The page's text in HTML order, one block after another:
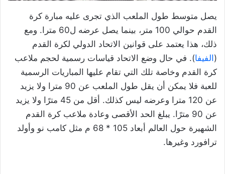
يصل متوسط ​​طول الملعب الذي تجرى عليه مبارة كرة
القدم حوالي 100 متر، بينما يصل عرضه ل60 مترا. ومع
ذلك، هذا يعتمد على قوانين الاتحاد الدولي لكرة القدم
( الفيفا). في حال وضع الاتحاد قياسات رسمية لحجم ملاعب
كرة القدم وخاصة تلك التي تقام عليها المباريات الرسمية
للعبة فلا يمكن أن يقل طول الملعب عن 90 مترا ولا يزيد
عن 120 مترا وعرضه ليس كذلك. أقل من 45 مترًا ولا يزيد
عن 90 مترًا. يبلغ الحد الأقصى وعادة ملاعب كرة القدم
الشهيرة حول العالم أبعاد 105 * 68 م مثل كامب نو وأولد
ترافورد وغيرها.